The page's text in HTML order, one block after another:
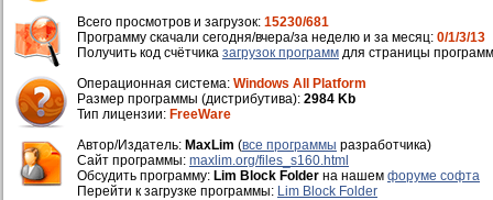
Всего просмотров и загрузок: 15230/681
Программу скачали сегодня/вчера/за неделю и за месяц: 0/1/3/13
Получить код счётчика загрузок программ для страницы
Операционная система: Windows All Platform
Размер программы (дистрибутива): 2984 Kb
Тип лицензии: FreeWare
Автор/Издатель: MaxLim (все программы разработчика)
Cайт программы: maxlim.org/files_s160.html
Обсудить программу: Lim Block Folder на нашем форуме софта
Перейти к загрузке программы: Lim Block Folder